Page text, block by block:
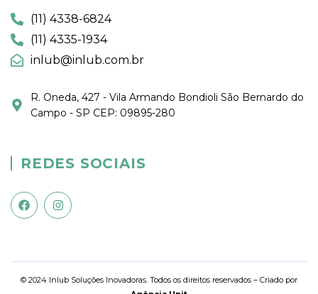
(11) 4338-6824
(11) 4335-1934
inlub@inlub.com.br
R. Oneda, 427 - Vila Armando Bondioli São Bernardo do
Campo - SP CEP: 09895-280
REDES SOCIAIS
© 2024 Inlub Soluções Inovadoras. Todos os direitos reservados – Criado por